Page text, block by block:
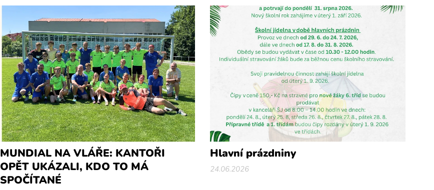
MUNDIAL NA VLÁŘE: KANTOŘI
OPĚT UKÁZALI, KDO TO MÁ
SPOČÍTANÉ
Hlavní prázdniny
24.06.2026